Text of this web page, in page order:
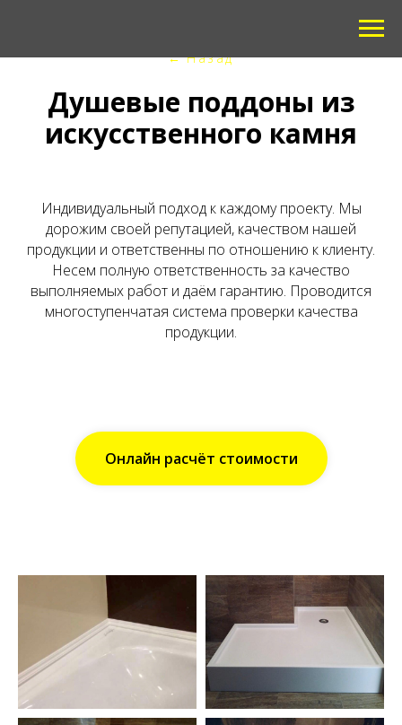
← Назад
Душевые поддоны из
искусственного камня
Индивидуальный подход к каждому проекту. Мы
дорожим своей репутацией, качеством нашей
продукции и ответственны по отношению к клиенту.
Несем полную ответственность за качество
выполняемых работ и даём гарантию. Проводится
многоступенчатая система проверки качества
продукции.
Онлайн расчёт стоимости